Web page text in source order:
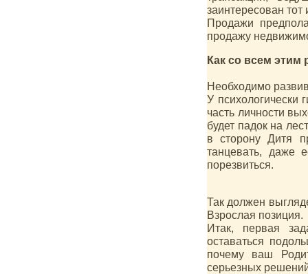
заинтересован тот
Продажи
продажу
Как со всем этим
Необходимо
У психологически
часть личности
будет падок на
в сторону Дитя
танцевать, даже
порезвиться.
Так должен
Взрослая позиция.
Итак, первая
оставаться
почему ваш
серьезных